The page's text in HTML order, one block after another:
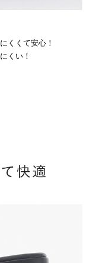
くくて安心！
くい！